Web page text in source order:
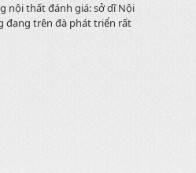
nội thất đánh giá: sở dĩ Nội
đang trên đà phát triển rất